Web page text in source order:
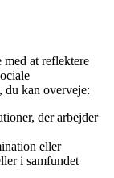
at reflektere
du kan overveje:
der arbejder
eller
i samfundet